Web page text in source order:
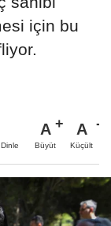
için bu
Dinle
A
Büyüt
A
Küçült